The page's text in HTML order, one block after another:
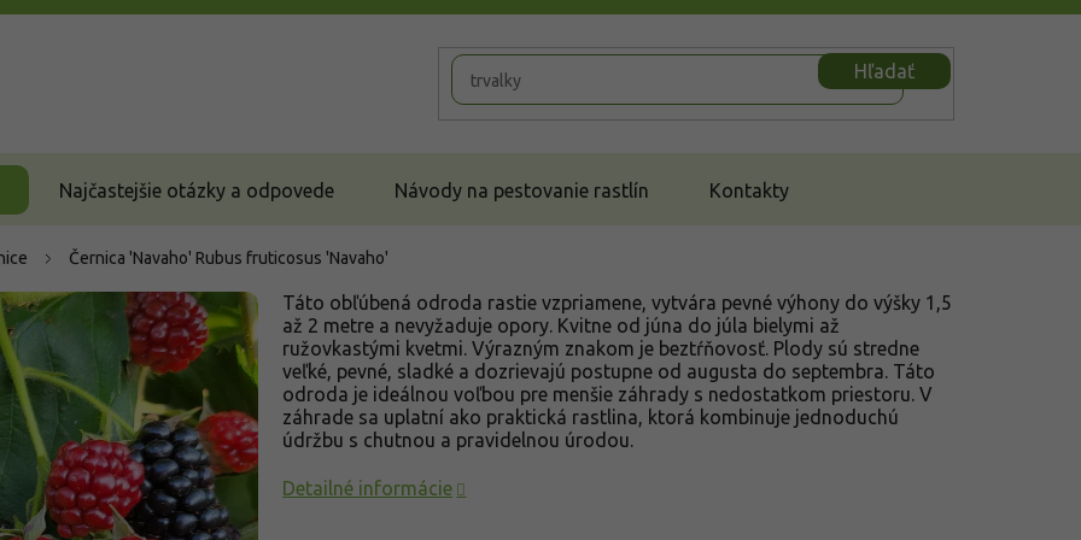
Hľadať
Najčastejšie otázky a odpovede Návody na pestovanie rastlín Kontakty
Černica 'Navaho' Rubus fruticosus 'Navaho'
Táto obľúbená odroda rastie vzpriamene, vytvára pevné výhony do výšky 1,5
až 2 metre a nevyžaduje opory. Kvitne od júna do júla bielymi až
ružovkastými kvetmi. Výrazným znakom je beztŕňovosť. Plody sú stredne
veľké, pevné, sladké a dozrievajú postupne od augusta do septembra. Táto
odroda je ideálnou voľbou pre menšie záhrady s nedostatkom priestoru. V
záhrade sa uplatní ako praktická rastlina, ktorá kombinuje jednoduchú
údržbu s chutnou a pravidelnou úrodou.
Detailné informácie